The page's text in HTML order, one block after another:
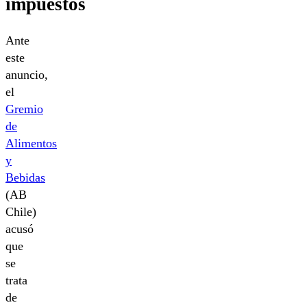
Ante
este
anuncio,
el
Gremio
de
Alimentos
y
Bebidas
(AB
Chile)
acusó
que
se
trata
de